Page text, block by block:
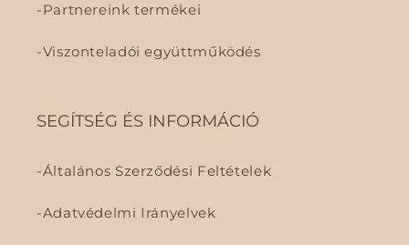
Partnereink termékei
Viszonteladói együttműködés
SEGÍTSÉG ÉS INFORMÁCIÓ
Általános Szerződési Feltételek
Adatvédelmi Irányelvek